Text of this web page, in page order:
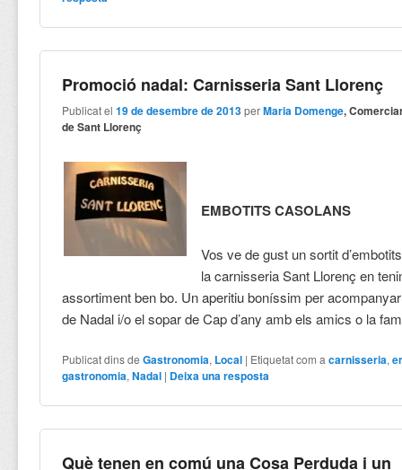
Promoció nadal: Carnisseria Sant Llorenç
Publicat el19 de desembre de 2013 perMaria Domenge,
de Sant Llorenç
EMBOTITS CASOLANS
Vos ve de gust un sortit
la carnisseria Sant Llorenç en
assortiment ben bo. Un aperitiu boníssim per
de Nadal i/o el sopar de Cap d’any amb els amics o la
Publicat dins de Gastronomia, Local | Etiquetat com a carnisseria,
gastronomia,Nadal | Deixa una resposta
Què tenen en comú una Cosa Perduda i un